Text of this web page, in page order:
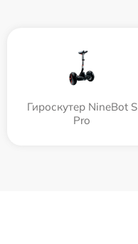
Гироскутер NineBot S
Pro